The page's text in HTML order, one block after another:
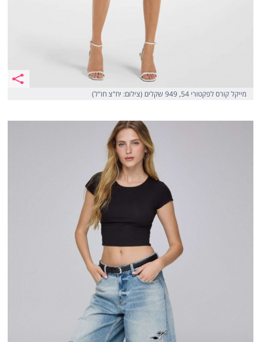
מייקל קורס לפקטורי 54, 949 שקלים (צילום: יח"צ חו"ל)